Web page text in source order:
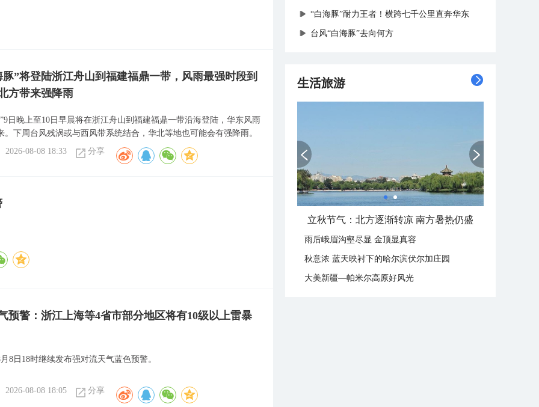
豚”将登陆浙江舟山到福建福鼎一带，风雨最强时段到
方带来强降雨
日晚上至10日早晨将在浙江舟山到福建福鼎一带沿海登陆，华东风雨
。下周台风残涡或与西风带系统结合，华北等地也可能会有强降雨。
2026-08-08 18:33
分享
预警：浙江上海等4省市部分地区将有10级以上雷暴
8日18时继续发布强对流天气蓝色预警。
2026-08-08 18:05 分享
“白海豚”耐力王者！横跨七千公里直奔华东
台风“白海豚”去向何方
生活旅游
立秋节气：北方逐渐转凉 南方暑热仍盛
雨后峨眉沟壑尽显 金顶显真容
秋意浓 蓝天映衬下的哈尔滨伏尔加庄园
大美新疆—帕米尔高原好风光